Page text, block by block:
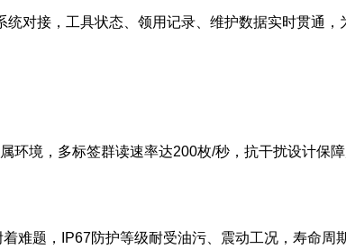
对接，工具状态、领用记录、维护数据实时贯通，
环境，多标签群读速率达200枚/秒，抗干扰设计保障
难题，IP67防护等级耐受油污、震动工况，寿命周